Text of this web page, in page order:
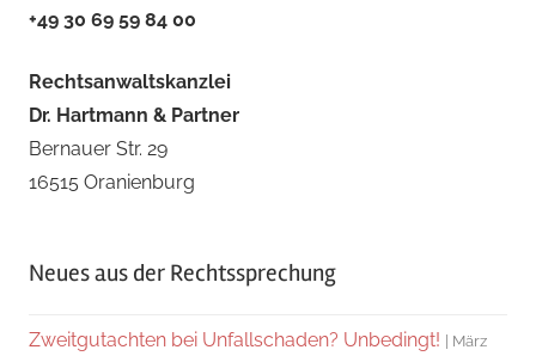
+49 30 69 59 84 00
Rechtsanwaltskanzlei
Dr. Hartmann & Partner
Bernauer Str. 29
16515 Oranienburg
Neues aus der Rechtssprechung
Zweitgutachten bei Unfallschaden? Unbedingt!
März